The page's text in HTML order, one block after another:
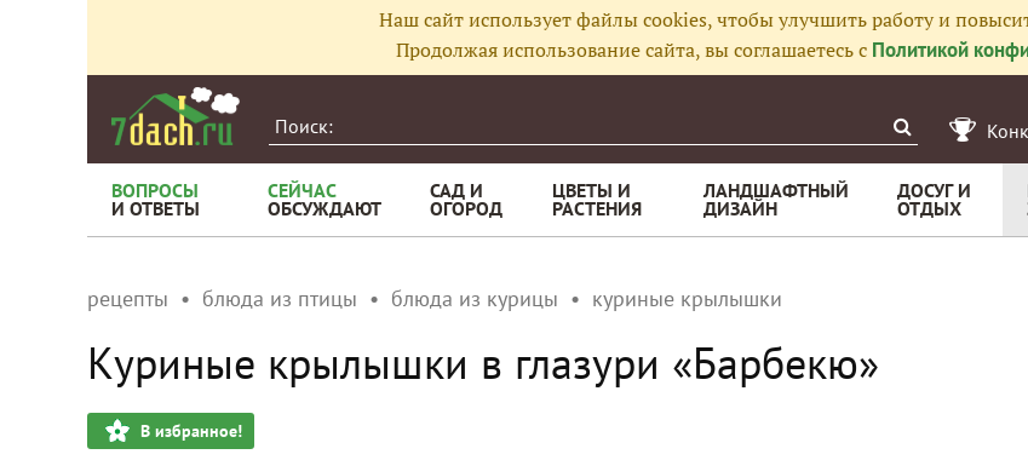
Наш сайт использует файлы cookies, чтобы улучшить работу и
Продолжая использование сайта, вы соглашаетесь с Политикой
ВОПРОСЫ
И ОТВЕТЫ
СЕЙЧАС
ОБСУЖДАЮТ
САД И
ОГОРОД
ЦВЕТЫ И
РАСТЕНИЯ
ЛАНДШАФТНЫЙ
ДИЗАЙН
ДОСУГ И
ОТДЫХ
рецепты блюда из птицы блюда из курицы куриные крылышки
Куриные крылышки в глазури «Барбекю»
В избранное!